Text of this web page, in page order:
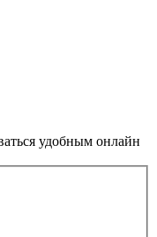
удобным онлайн